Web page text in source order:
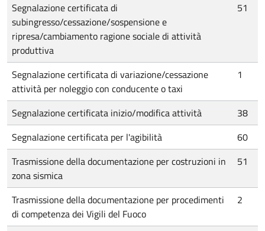
Segnalazione certificata di
subingresso/cessazione/sospensione e
ripresa/cambiamento ragione sociale di attività
produttiva
51
Segnalazione certificata di variazione/cessazione
attività per noleggio con conducente o taxi
1
Segnalazione certificata inizio/modifica attività
38
Segnalazione certificata per l'agibilità
60
Trasmissione della documentazione per costruzioni in
zona sismica
51
Trasmissione della documentazione per procedimenti
di competenza dei Vigili del Fuoco
2